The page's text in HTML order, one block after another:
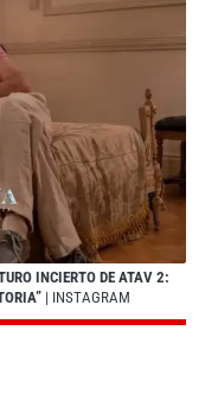
INCIERTO DE ATAV 2:
| INSTAGRAM